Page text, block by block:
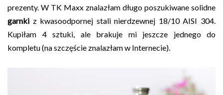
prezenty. W TK Maxx znalazłam długo poszukiwane solidne
garnki z kwasoodpornej stali nierdzewnej 18/10 AISI 304.
Kupiłam 4 sztuki, ale brakuje mi jeszcze jednego do
kompletu (na szczęście znalazłam w Internecie).